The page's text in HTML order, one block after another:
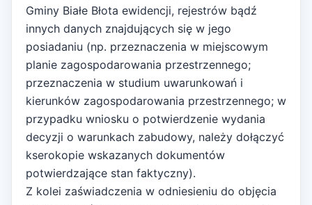
Gminy Białe Błota ewidencji, rejestrów bądź
innych danych znajdujących się w jego
posiadaniu (np. przeznaczenia w miejscowym
planie zagospodarowania przestrzennego;
przeznaczenia w studium uwarunkowań i
kierunków zagospodarowania przestrzennego; w
przypadku wniosku o potwierdzenie wydania
decyzji o warunkach zabudowy, należy dołączyć
kserokopie wskazanych dokumentów
potwierdzające stan faktyczny).
Z kolei zaświadczenia w odniesieniu do objęcia